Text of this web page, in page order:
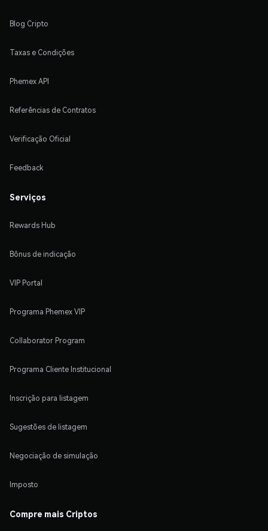
Blog Cripto
Taxas e Condições
Phemex API
Referências de Contratos
Verificação Oficial
Feedback
Serviços
Rewards Hub
Bônus de indicação
VIP Portal
Programa Phemex VIP
Collaborator Program
Programa Cliente Institucional
Inscrição para listagem
Sugestões de listagem
Negociação de simulação
Imposto
Compre mais Criptos